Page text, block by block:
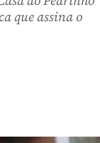
que assina o